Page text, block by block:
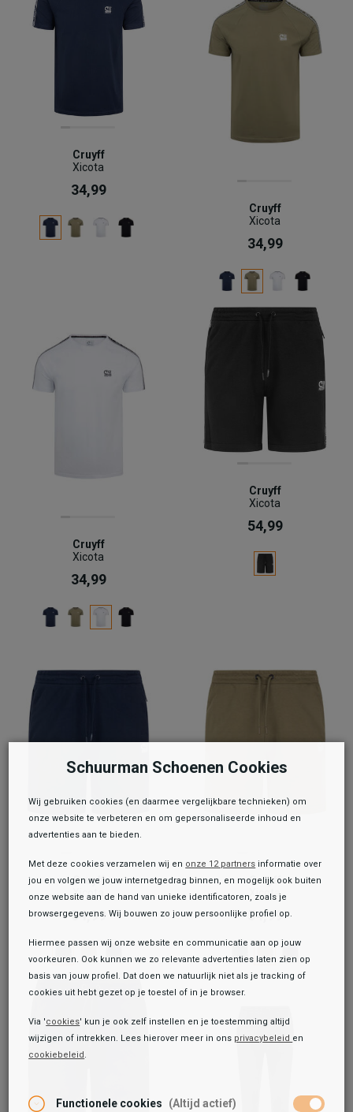
Toegevoegd aan je winkeltas!
Cruyff
Xicota
34,99
Cruyff
Xicota
34,99
Cruyff
Xicota
34,99
Cruyff
Xicota
54,99
Cruyff
Xicota
54,99
Cruyff
Xicota
54,99
Schuurman Schoenen Cookies
Wij gebruiken cookies (en daarmee vergelijkbare technieken) om
onze website te verbeteren en om gepersonaliseerde inhoud en
advertenties aan te bieden.
Met deze cookies verzamelen wij en onze 12 partners informatie over
jou en volgen we jouw internetgedrag binnen, en mogelijk ook buiten
onze website aan de hand van unieke identificatoren, zoals je
browsergegevens. Wij bouwen zo jouw persoonlijke profiel op.
Hiermee passen wij onze website en communicatie aan op jouw
voorkeuren. Ook kunnen we zo relevante advertenties laten zien op
basis van jouw profiel. Dat doen we natuurlijk niet als je tracking of
cookies uit hebt gezet op je toestel of in je browser.
Via 'cookies' kun je ook zelf instellen en je toestemming altijd
wijzigen of intrekken. Lees hierover meer in ons privacybeleid en
cookiebeleid.
Functionele cookies (Altijd actief)